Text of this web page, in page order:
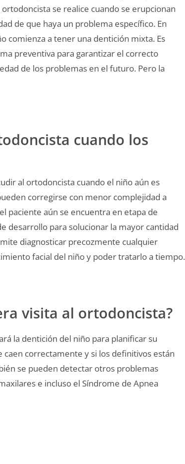
se realice cuando se erupcionan
de que haya un problema específico. En
comienza a tener una dentición mixta. Es
preventiva para garantizar el correcto
de los problemas en el futuro. Pero la
cuando los
al ortodoncista cuando el niño aún es
corregirse con menor complejidad a
paciente aún se encuentra en etapa de
desarrollo para solucionar la mayor cantidad
diagnosticar precozmente cualquier
facial del niño y poder tratarlo a tiempo.
visita al ortodoncista?
la dentición del niño para planificar su
correctamente y si los definitivos están
se pueden detectar otros problemas
e incluso el Síndrome de Apnea